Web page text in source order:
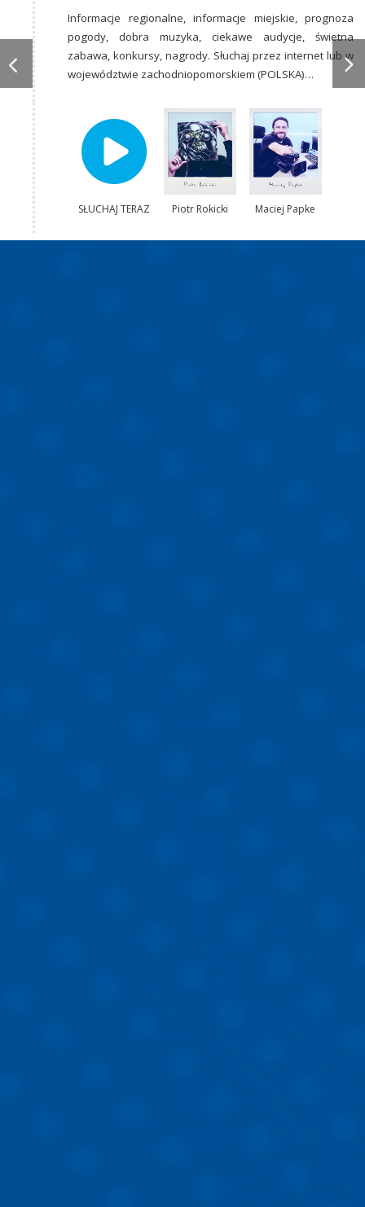
Informacje regionalne, informacje miejskie, prognoza
pogody, dobra muzyka, ciekawe audycje, świetna
zabawa, konkursy, nagrody. Słuchaj przez internet lub w
województwie zachodniopomorskiem (POLSKA)…
SŁUCHAJ TERAZ Piotr Rokicki Maciej Papke